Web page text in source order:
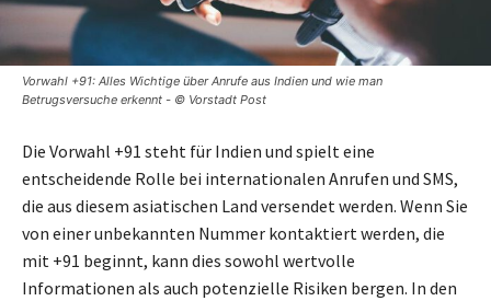
Vorwahl +91: Alles Wichtige über Anrufe aus Indien und wie man
Betrugsversuche erkennt - © Vorstadt Post
Die Vorwahl +91 steht für Indien und spielt eine
entscheidende Rolle bei internationalen Anrufen und SMS,
die aus diesem asiatischen Land versendet werden. Wenn Sie
von einer unbekannten Nummer kontaktiert werden, die
mit +91 beginnt, kann dies sowohl wertvolle
Informationen als auch potenzielle Risiken bergen. In den